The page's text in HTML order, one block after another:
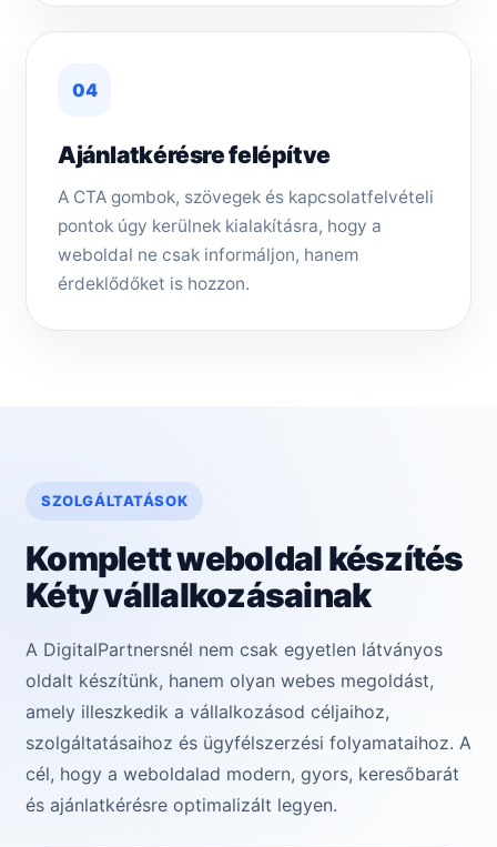
04
Ajánlatkérésre felépítve
A CTA gombok, szövegek és kapcsolatfelvételi
pontok úgy kerülnek kialakításra, hogy a
weboldal ne csak informáljon, hanem
érdeklődőket is hozzon.
SZOLGÁLTATÁSOK
Komplett weboldal készítés
Kéty vállalkozásainak
A DigitalPartnersnél nem csak egyetlen látványos
oldalt készítünk, hanem olyan webes megoldást,
amely illeszkedik a vállalkozásod céljaihoz,
szolgáltatásaihoz és ügyfélszerzési folyamataihoz. A
cél, hogy a weboldalad modern, gyors, keresőbarát
és ajánlatkérésre optimalizált legyen.